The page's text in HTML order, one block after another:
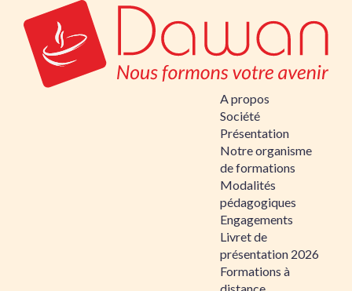
A propos
Société
Présentation
Notre organisme
de formations
Modalités
pédagogiques
Engagements
Livret de
présentation 2026
Formations à